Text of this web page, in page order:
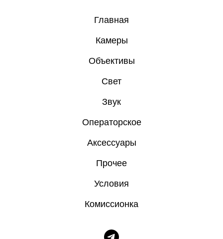
Главная
Камеры
Объективы
Свет
Звук
Операторское
Аксессуары
Прочее
Условия
Комиссионка